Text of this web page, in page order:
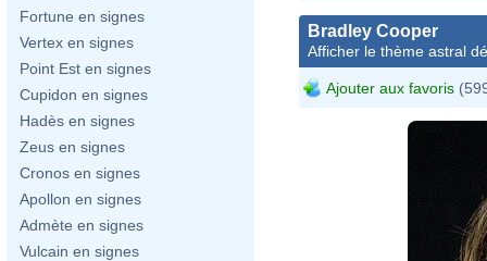
Fortune en signes
Vertex en signes
Point Est en signes
Cupidon en signes
Hadès en signes
Zeus en signes
Cronos en signes
Apollon en signes
Admète en signes
Vulcain en signes
Bradley Cooper
Afficher le thème astral
Ajouter aux favoris